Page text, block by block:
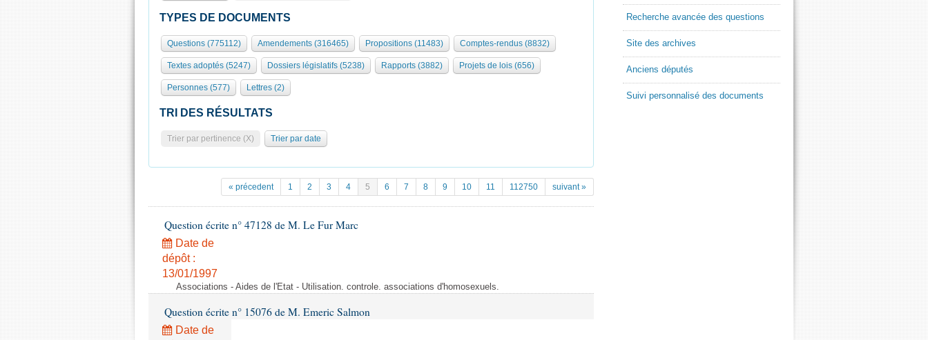
TYPES DE DOCUMENTS
Questions (775112) Amendements (316465) Propositions (11483) Comptes-rendus (8832)
Textes adoptés (5247) Dossiers législatifs (5238) Rapports (3882) Projets de lois (656)
Personnes (577) Lettres (2)
TRI DES RÉSULTATS
Trier par pertinence (X) Trier par date
« précedent 1 2 3 4 5 6 7 8 9 10 11 112750 suivant »
Question écrite n° 47128 de M. Le Fur Marc
Date de
dépôt :
13/01/1997
Associations - Aides de l'Etat - Utilisation. controle. associations d'homosexuels.
Question écrite n° 15076 de M. Emeric Salmon
Date de
Recherche avancée des questions
Site des archives
Anciens députés
Suivi personnalisé des documents